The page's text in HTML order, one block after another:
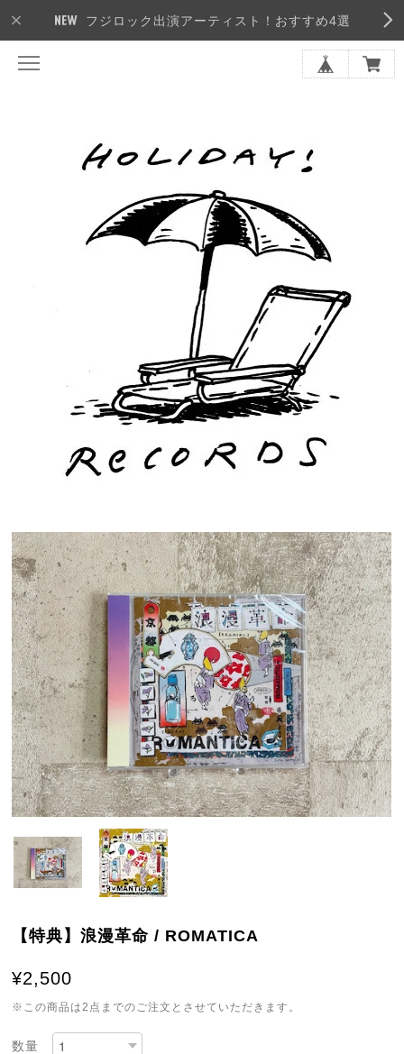
フジロック出演アーティスト！おすすめ4選
【特典】浪漫革命 / ROMATICA
¥2,500
※この商品は2点までのご注文とさせていただきます。
数量